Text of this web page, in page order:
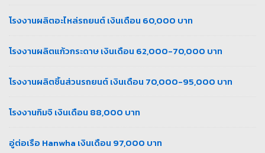
โรงงานผลิตอะไหล่รถยนต์ เงินเดือน 60,000 บาท
โรงงานผลิตแก้วกระดาษ เงินเดือน 62,000-70,000 บาท
โรงงานผลิตชิ้นส่วนรถยนต์ เงินเดือน 70,000-95,000 บาท
โรงงานกิมจิ เงินเดือน 88,000 บาท
อู่ต่อเรือ Hanwha เงินเดือน 97,000 บาท